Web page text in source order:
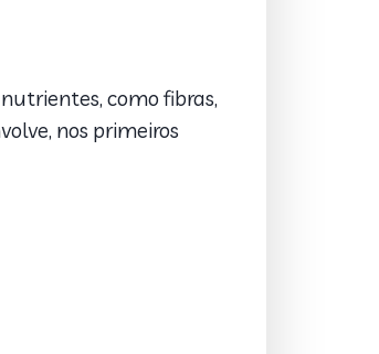
como fibras,
nos primeiros